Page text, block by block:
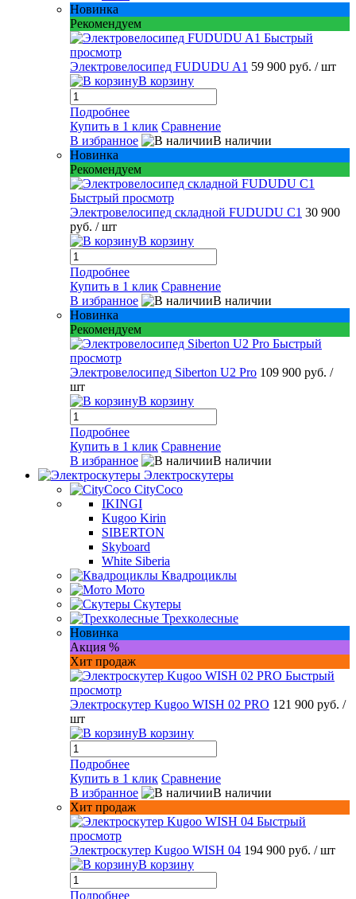
Новинка
Рекомендуем
Быстрый
просмотр
Электровелосипед FUDUDU A1 59 900 руб. / шт
В корзину
Подробнее
Купить в 1 клик Сравнение
В избранное
В наличии
Новинка
Рекомендуем
Быстрый просмотр
Электровелосипед складной FUDUDU C1 30 900
руб. / шт
В корзину
Подробнее
Купить в 1 клик Сравнение
В избранное
В наличии
Новинка
Рекомендуем
Быстрый
просмотр
Электровелосипед Siberton U2 Pro 109 900 руб. /
шт
В корзину
Подробнее
Купить в 1 клик Сравнение
В избранное
В наличии
Электроскутеры
CityCoco
IKINGI
Kugoo Kirin
SIBERTON
Skyboard
White Siberia
Квадроциклы
Мото
Скутеры
Трехколесные
Новинка
Акция %
Хит продаж
Быстрый
просмотр
Электроскутер Kugoo WISH 02 PRO 121 900 руб. /
шт
В корзину
Подробнее
Купить в 1 клик Сравнение
В избранное
В наличии
Хит продаж
Быстрый
просмотр
Электроскутер Kugoo WISH 04 194 900 руб. / шт
В корзину
Подробнее